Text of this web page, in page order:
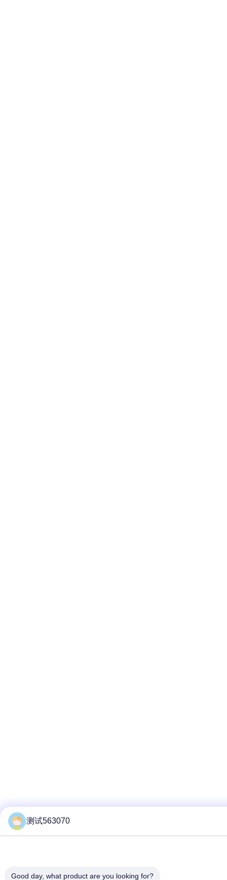
测试563070
Good day, what product are you looking for?